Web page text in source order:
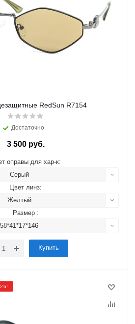
RedSun R7154
Достаточно
3 500 руб.
оправы для хар-к:
Серый
Цвет линз:
Желтый
Размер :
58*41*17*146
Купить